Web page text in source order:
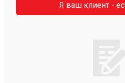
Я ваш клиент -